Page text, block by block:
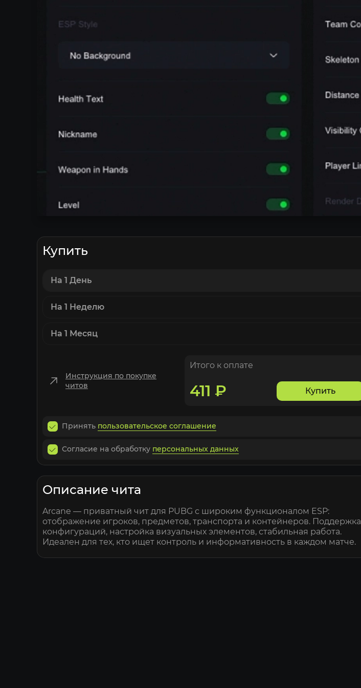
Купить
На 1 День
На 1 Неделю
На 1 Месяц
Инструкция по покупке
читов
Итого к оплате
411 ₽ Купить
Принять пользовательское соглашение
Согласие на обработку персональных данных
Описание чита
Arcane — приватный чит для PUBG с широким функционалом ESP:
отображение игроков, предметов, транспорта и контейнеров. Поддержка
конфигураций, настройка визуальных элементов, стабильная работа.
Идеален для тех, кто ищет контроль и информативность в каждом матче.